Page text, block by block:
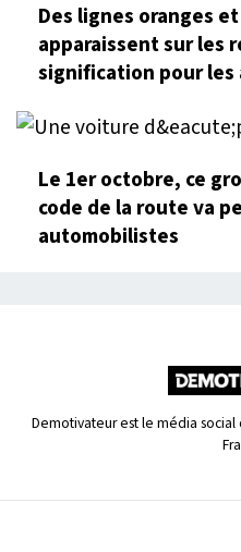
Des lignes oranges
apparaissent sur les
signification pour
Le 1er octobre, ce
code de la route va
automobilistes
Demotivateur est le média